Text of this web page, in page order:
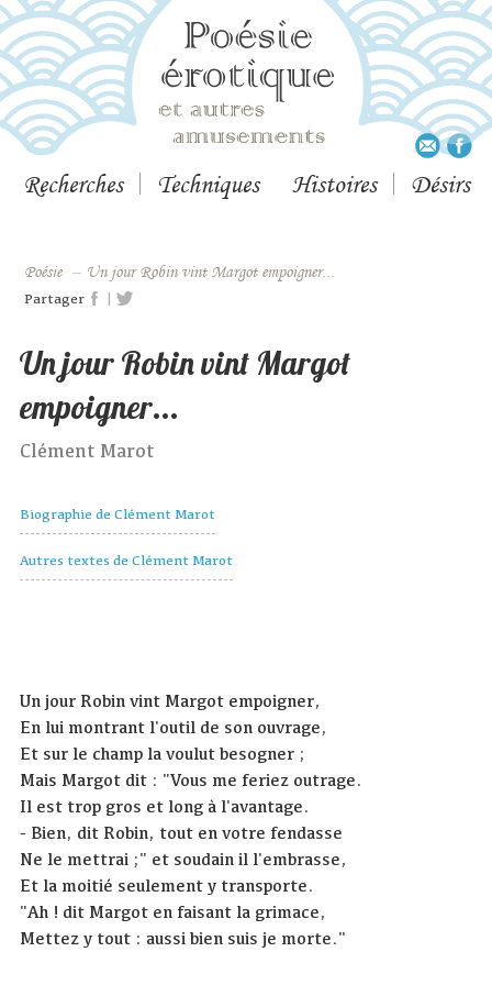
Recherches Techniques Histoires Désirs
Poésie – Un jour Robin vint Margot empoigner...
Partager |
Un jour Robin vint Margot
empoigner...
Clément Marot
Biographie de Clément Marot
Autres textes de Clément Marot
Un jour Robin vint Margot empoigner,
En lui montrant l'outil de son ouvrage,
Et sur le champ la voulut besogner ;
Mais Margot dit : "Vous me feriez outrage.
Il est trop gros et long à l'avantage.
- Bien, dit Robin, tout en votre fendasse
Ne le mettrai ;" et soudain il l'embrasse,
Et la moitié seulement y transporte.
"Ah ! dit Margot en faisant la grimace,
Mettez y tout : aussi bien suis je morte."